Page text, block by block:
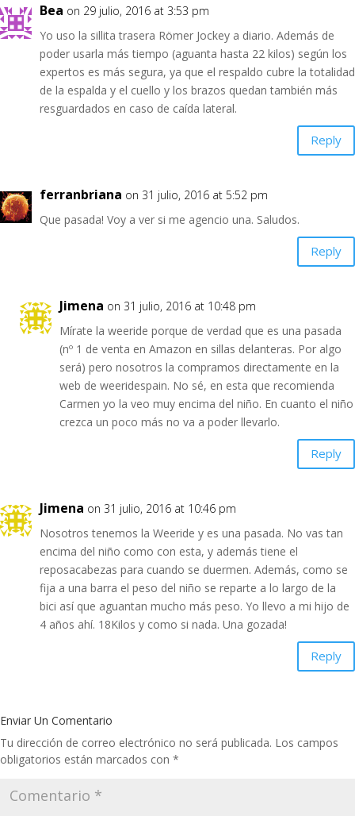
Bea on 29 julio, 2016 at 3:53 pm
Yo uso la sillita trasera Römer Jockey a diario. Además de
poder usarla más tiempo (aguanta hasta 22 kilos) según los
expertos es más segura, ya que el respaldo cubre la totalidad
de la espalda y el cuello y los brazos quedan también más
resguardados en caso de caída lateral.
Reply
ferranbriana on 31 julio, 2016 at 5:52 pm
Que pasada! Voy a ver si me agencio una. Saludos.
Reply
Jimena on 31 julio, 2016 at 10:48 pm
Mírate la weeride porque de verdad que es una pasada
(nº 1 de venta en Amazon en sillas delanteras. Por algo
será) pero nosotros la compramos directamente en la
web de weeridespain. No sé, en esta que recomienda
Carmen yo la veo muy encima del niño. En cuanto el niño
crezca un poco más no va a poder llevarlo.
Reply
Jimena on 31 julio, 2016 at 10:46 pm
Nosotros tenemos la Weeride y es una pasada. No vas tan
encima del niño como con esta, y además tiene el
reposacabezas para cuando se duermen. Además, como se
fija a una barra el peso del niño se reparte a lo largo de la
bici así que aguantan mucho más peso. Yo llevo a mi hijo de
4 años ahí. 18Kilos y como si nada. Una gozada!
Reply
Enviar Un Comentario
Tu dirección de correo electrónico no será publicada. Los campos
obligatorios están marcados con *